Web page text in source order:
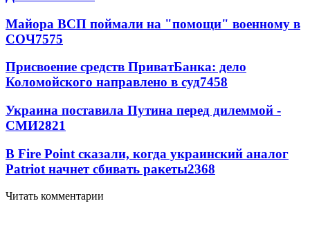
Майора ВСП поймали на "помощи" военному в
СОЧ7575
Присвоение средств ПриватБанка: дело
Коломойского направлено в суд7458
Украина поставила Путина перед дилеммой -
СМИ2821
В Fire Point сказали, когда украинский аналог
Patriot начнет сбивать ракеты2368
Читать комментарии